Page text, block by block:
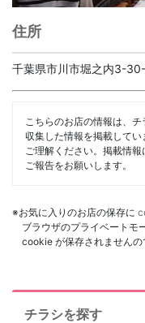
住所
千葉県市川市堀之内3-
こちらのお店の情報は、
収集した情報を掲載して
ご理解ください。掲載情
ご報告をお願いします。
※お気に入りのお店の保存に
ブラウザのプライベートモ
cookie が保存されませんの
チラシを探す